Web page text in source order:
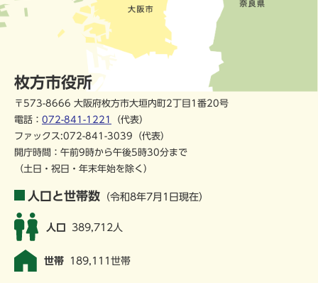
枚方市役所
〒573-8666 大阪府枚方市大垣内町2丁目1番20号
電話： 072-841-1221
（代表）
ファックス:072-841-3039（代表）
開庁時間：午前9時から午後5時30分まで
（土日・祝日・年末年始を除く）
人口と世帯数 （令和8年7月1日現在）
人口 389,712人
世帯 189,111世帯